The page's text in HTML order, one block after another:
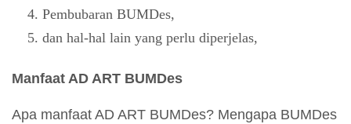
Pembubaran BUMDes,
dan hal-hal lain yang perlu diperjelas,
Manfaat AD ART BUMDes
Apa manfaat AD ART BUMDes? Mengapa BUMDes